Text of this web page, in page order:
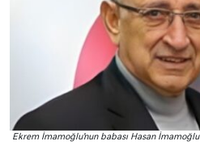
Ekrem İmamoğlu’nun babası Hasan İmamoğlu